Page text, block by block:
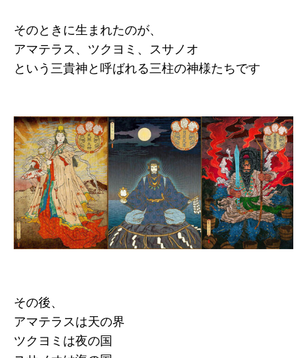
そのときに生まれたのが、
アマテラス、ツクヨミ、スサノオ
という三貴神と呼ばれる三柱の神様たちです
その後、
アマテラスは天の界
ツクヨミは夜の国